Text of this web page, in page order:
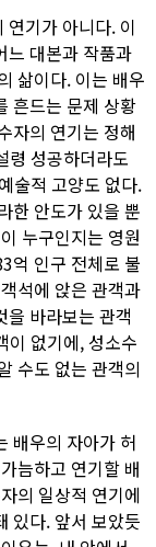
기가 아니다. 이
느 대본과 작품과
삶이다. 이는 배우
흔드는 문제 상황
자의 연기는 정해
령 성공하더라도
술적 고양도 없다.
한 안도가 있을 뿐
누구인지는 영원
억 인구 전체로 불
석에 앉은 관객과
을 바라보는 관객
이 없기에, 성소수
수도 없는 관객의
배우의 자아가 허
늠하고 연기할 배
의 일상적 연기에
있다. 앞서 보았듯